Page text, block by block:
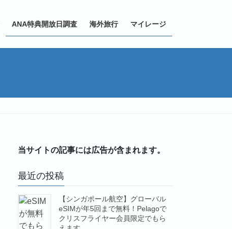
ANA特典開放日調査 海外旅行 マイレージ
当サイトの記事には広告が含まれます。
最近の投稿
【シンガポール航空】グローバル
eSIMが年5回まで無料！Pelagoで
クリスフライヤー会員限定でもら